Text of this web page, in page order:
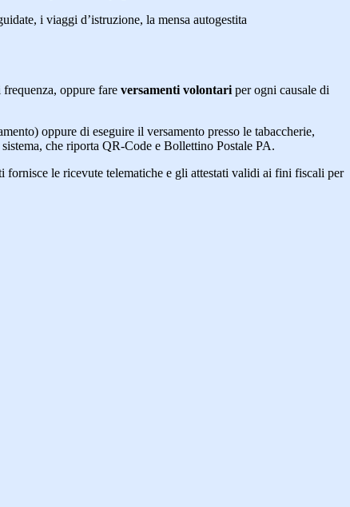
i viaggi d’istruzione, la mensa autogestita
oppure fare versamenti volontari per ogni causale di
oppure di eseguire il versamento presso le tabaccherie,
che riporta QR-Code e Bollettino Postale PA.
le ricevute telematiche e gli attestati validi ai fini fiscali per